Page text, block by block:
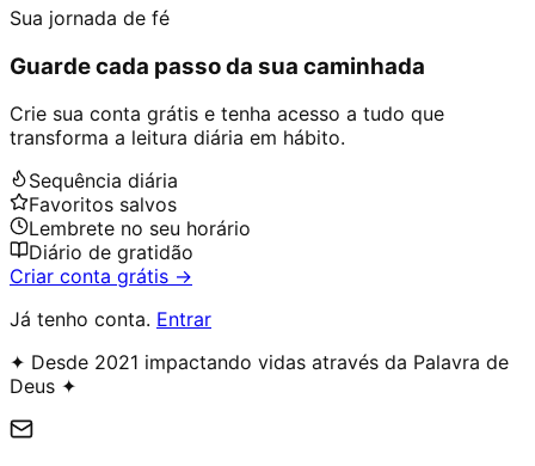
Sua jornada de fé
Guarde cada passo da sua caminhada
Crie sua conta grátis e tenha acesso a tudo que
transforma a leitura diária em hábito.
Sequência diária
Favoritos salvos
Lembrete no seu horário
Diário de gratidão
Criar conta grátis →
Já tenho conta. Entrar
✦ Desde 2021 impactando vidas através da Palavra de
Deus ✦